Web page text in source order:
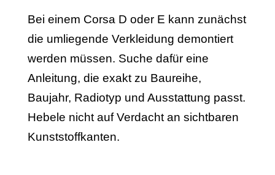
Bei einem Corsa D oder E kann zunächst
die umliegende Verkleidung demontiert
werden müssen. Suche dafür eine
Anleitung, die exakt zu Baureihe,
Baujahr, Radiotyp und Ausstattung passt.
Hebele nicht auf Verdacht an sichtbaren
Kunststoffkanten.